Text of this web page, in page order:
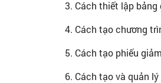
Cách thiết lập bảng
Cách tạo chương
Cách tạo phiếu
Cách tạo và quản